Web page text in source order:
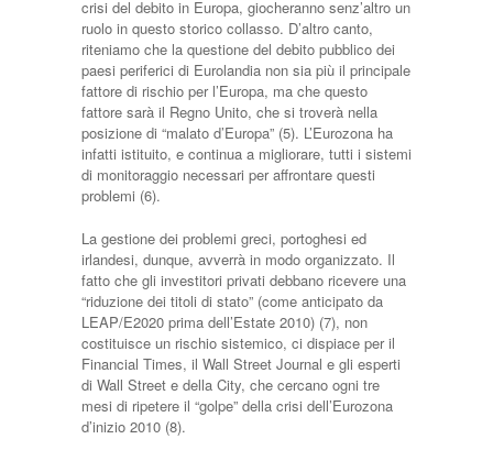
crisi del debito in Europa, giocheranno senz’altro un
ruolo in questo storico collasso. D’altro canto,
riteniamo che la questione del debito pubblico dei
paesi periferici di Eurolandia non sia più il principale
fattore di rischio per l’Europa, ma che questo
fattore sarà il Regno Unito, che si troverà nella
posizione di “malato d’Europa” (5). L’Eurozona ha
infatti istituito, e continua a migliorare, tutti i sistemi
di monitoraggio necessari per affrontare questi
problemi (6).
La gestione dei problemi greci, portoghesi ed
irlandesi, dunque, avverrà in modo organizzato. Il
fatto che gli investitori privati debbano ricevere una
“riduzione dei titoli di stato” (come anticipato da
LEAP/E2020 prima dell’Estate 2010) (7), non
costituisce un rischio sistemico, ci dispiace per il
Financial Times, il Wall Street Journal e gli esperti
di Wall Street e della City, che cercano ogni tre
mesi di ripetere il “golpe” della crisi dell’Eurozona
d’inizio 2010 (8).